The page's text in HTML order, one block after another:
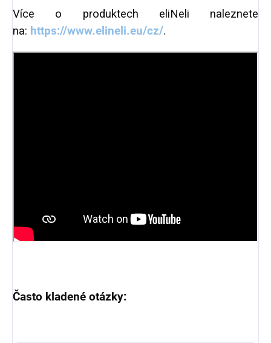
Více o produktech eliNeli naleznete
na: https://www.elineli.eu/cz/.
Často kladené otázky: